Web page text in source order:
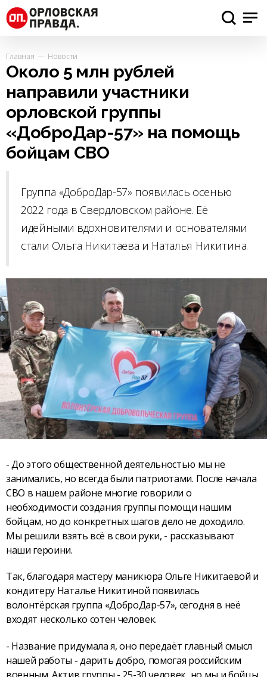
Главная Новости
Около 5 млн рублей
направили участники
орловской группы
«ДоброДар-57» на помощь
бойцам СВО
Группа «ДоброДар-57» появилась осенью
2022 года в Свердловском районе. Её
идейными вдохновителями и основателями
стали Ольга Никитаева и Наталья Никитина.
- До этого общественной деятельностью мы не
занимались, но всегда были патриотами. После начала
СВО в нашем районе многие говорили о
необходимости создания группы помощи нашим
бойцам, но до конкретных шагов дело не доходило.
Мы решили взять всё в свои руки, - рассказывают
наши героини.
Так, благодаря мастеру маникюра Ольге Никитаевой и
кондитеру Наталье Никитиной появилась
волонтёрская группа «ДоброДар-57», сегодня в неё
входят несколько сотен человек.
- Название придумала я, оно передаёт главный смысл
нашей работы - дарить добро, помогая российским